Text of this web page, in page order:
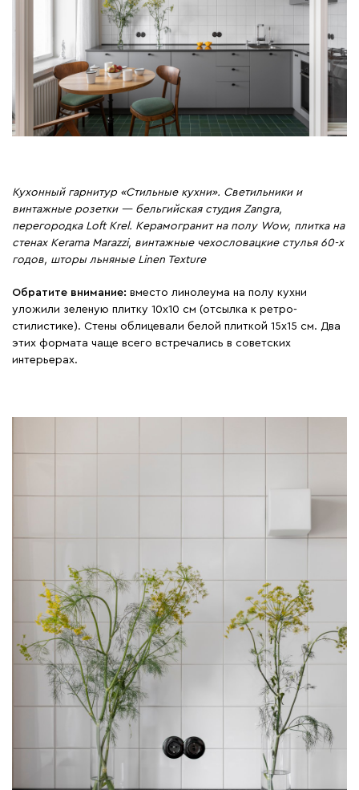
Кухонный гарнитур «Стильные кухни». Светильники и
винтажные розетки — бельгийская студия Zangra,
перегородка Loft Krel. Керамогранит на полу Wow, плитка на
стенах Kerama Marazzi, винтажные чехословацкие стулья 60-х
годов, шторы льняные Linen Texture
Обратите внимание: вместо линолеума на полу кухни
уложили зеленую плитку 10х10 см (отсылка к ретро-
стилистике). Стены облицевали белой плиткой 15x15 см. Два
этих формата чаще всего встречались в советских
интерьерах.